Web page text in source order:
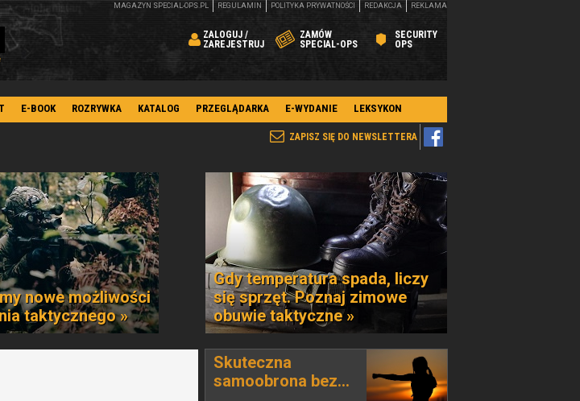
ZALOGUJ /
ZAREJESTRUJ
ZAMÓW
SPECIAL-OPS
SECURITY
OPS
MAGAZYN SPECIAL-OPS.PL REGULAMIN POLITYKA PRYWATNOŚCI REDAKCJA REKLAMA
E-BOOK ROZRYWKA KATALOG PRZEGLĄDARKA E-WYDANIE LEKSYKON
ZAPISZ SIĘ DO NEWSLETTERA
nowe możliwości
taktycznego »
Gdy temperatura spada, liczy
się sprzęt. Poznaj zimowe
obuwie taktyczne »
Skuteczna
samoobrona bez...